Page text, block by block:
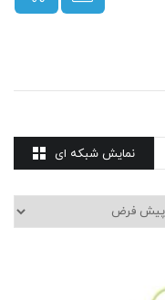
نمایش شبکه ای